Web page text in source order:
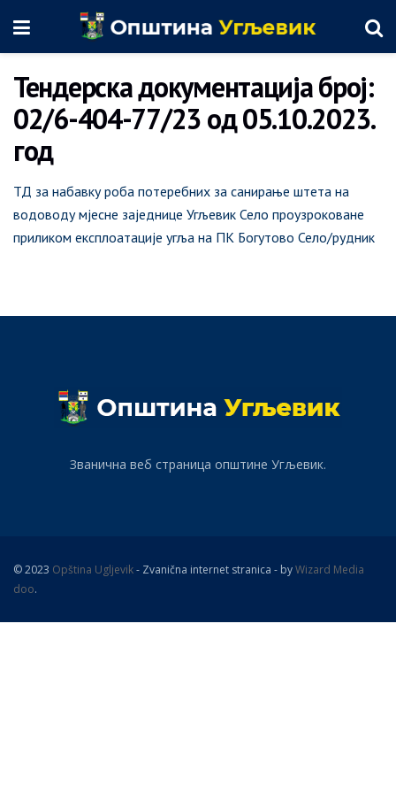
Тендерска документација број:
02/6-404-77/23 од 05.10.2023.
год
ТД за набавку роба потеребних за санирање штета на
водоводу мјесне заједнице Угљевик Село проузроковане
приликом експлоатације угља на ПК Богутово Село/рудник
Званична веб страница општине Угљевик.
© 2023 Opština Ugljevik- Zvanična internet stranica - byWizard Media
doo.